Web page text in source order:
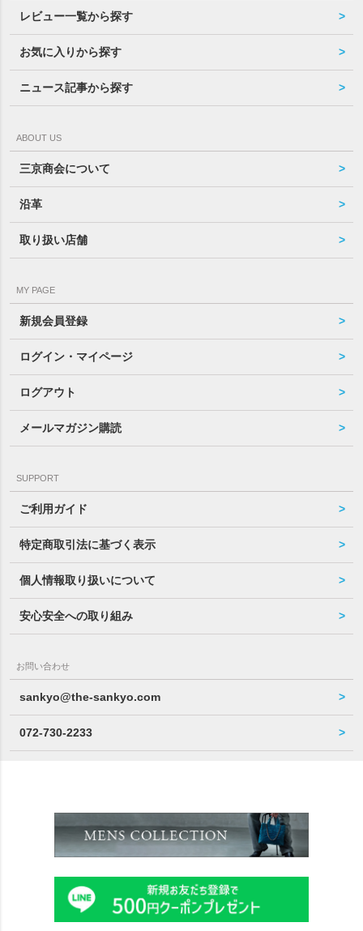
レビュー一覧から探す
お気に入りから探す
ニュース記事から探す
ABOUT US
三京商会について
沿革
取り扱い店舗
MY PAGE
新規会員登録
ログイン・マイページ
ログアウト
メールマガジン購読
SUPPORT
ご利用ガイド
特定商取引法に基づく表示
個人情報取り扱いについて
安心安全への取り組み
お問い合わせ
sankyo@the-sankyo.com
072-730-2233